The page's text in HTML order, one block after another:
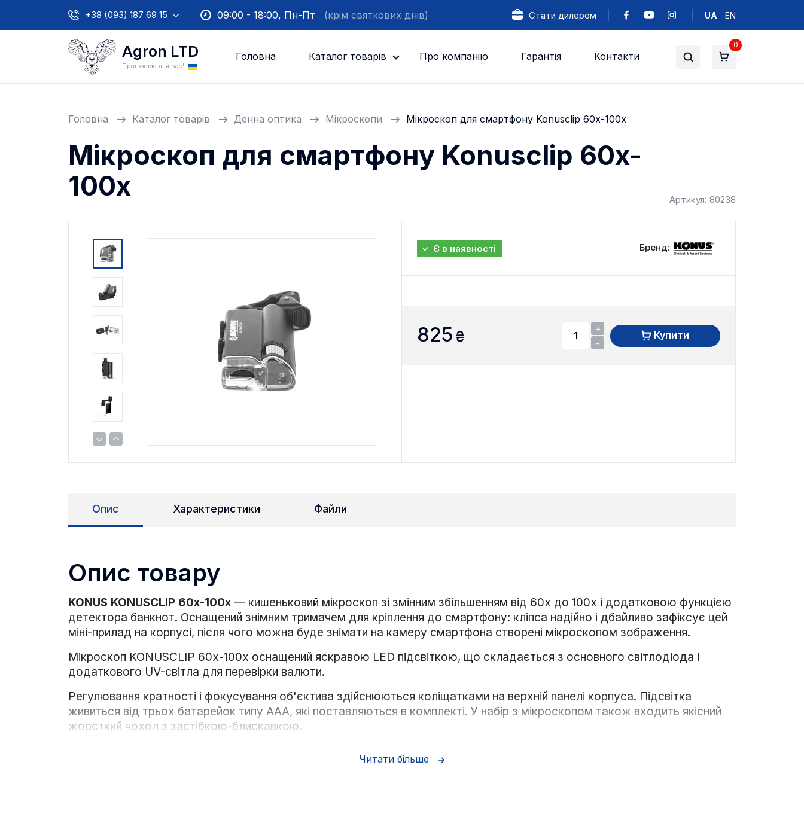
+38 (093) 187 69 15 09:00 - 18:00, Пн-Пт (крім святкових днів) Стати дилером UA EN
Agron LTD
Працюємо для вас!
Головна Каталог товарів Про компанію Гарантія Контакти
0
Головна Каталог товарів Денна оптика Мікроскопи Мікроскоп для смартфону Konusclip 60x-100x
Мікроскоп для смартфону Konusclip 60x-
100x
Артикул: 80238
Є в наявності Бренд:
825 ₴
+
-
Купити
Опис Характеристики Файли
Опис товару
KONUS KONUSCLIP 60x-100x — кишеньковий мікроскоп зі змінним збільшенням від 60х до 100х і додатковою функцією
детектора банкнот. Оснащений знімним тримачем для кріплення до смартфону: кліпса надійно і дбайливо зафіксує цей
міні-прилад на корпусі, після чого можна буде знімати на камеру смартфона створені мікроскопом зображення.
Мікроскоп KONUSCLIP 60x-100x оснащений яскравою LED підсвіткою, що складається з основного світлодіода і
додаткового UV-світла для перевірки валюти.
Регулювання кратності і фокусування об'єктива здійснюються коліщатками на верхній панелі корпуса. Підсвітка
живиться від трьох батарейок типу ААА, які поставляються в комплекті. У набір з мікроскопом також входить якісний
жорсткий чохол з застібкою-блискавкою.
Читати більше